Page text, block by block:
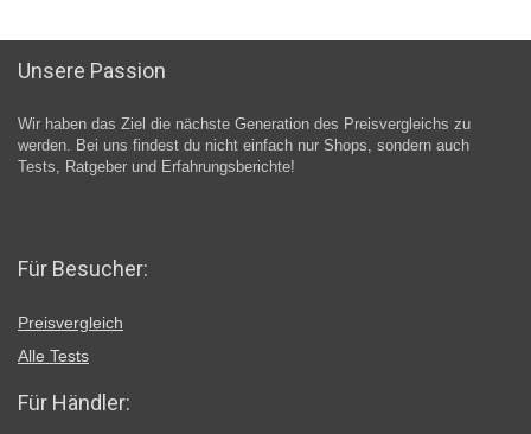
Unsere Passion
Wir haben das Ziel die nächste Generation des Preisvergleichs zu
werden. Bei uns findest du nicht einfach nur Shops, sondern auch
Tests, Ratgeber und Erfahrungsberichte!
Für Besucher:
Preisvergleich
Alle Tests
Für Händler: